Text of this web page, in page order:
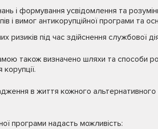
і формування усвідомлення та
і вимог антикорупційної програми та
ризиків під час здійснення службової
також визначено шляхи та способи
в життя кожного альтернативного
програми надасть можливість: